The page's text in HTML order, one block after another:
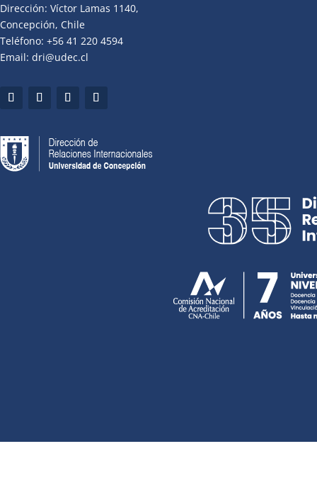
Dirección: Víctor Lamas 1140,
Concepción, Chile
Teléfono: +56 41 220 4594
Email: dri@udec.cl